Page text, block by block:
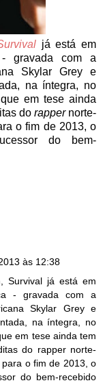
já está em
gravada com a
Skylar Grey e
na íntegra, no
que em tese ainda
do rappernorte-
o fim de 2013, o
do bem-
às 12:38
Survival já está em
- gravada com a
Skylar Grey e
na íntegra, no
em tese ainda tem
do rapper norte-
o fim de 2013, o
do bem-recebido